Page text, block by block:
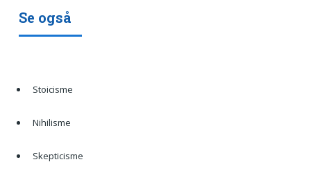
Se også
Stoicisme
Nihilisme
Skepticisme